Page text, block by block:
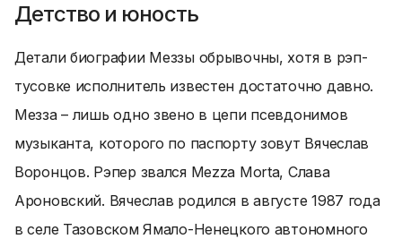
Детство и юность
Детали биографии Меззы обрывочны, хотя в рэп-
тусовке исполнитель известен достаточно давно.
Мезза – лишь одно звено в цепи псевдонимов
музыканта, которого по паспорту зовут Вячеслав
Воронцов. Рэпер звался Mezza Morta, Слава
Ароновский. Вячеслав родился в августе 1987 года
в селе Тазовском Ямало-Ненецкого автономного